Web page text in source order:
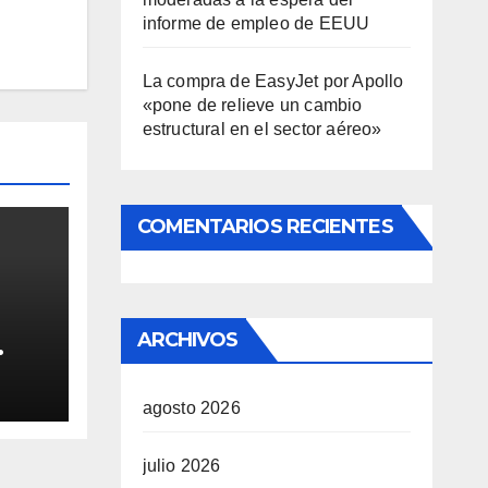
informe de empleo de EEUU
La compra de EasyJet por Apollo
«pone de relieve un cambio
estructural en el sector aéreo»
COMENTARIOS RECIENTES
ARCHIVOS
agosto 2026
julio 2026